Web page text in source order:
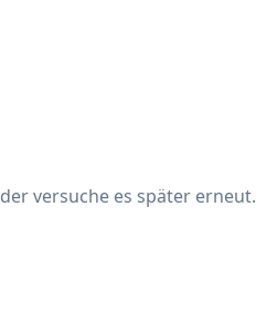
versuche es später erneut.